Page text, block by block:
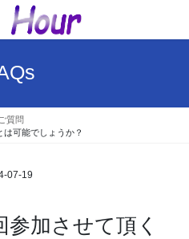
質問
可能でしょうか？
07-19
加させて頂く